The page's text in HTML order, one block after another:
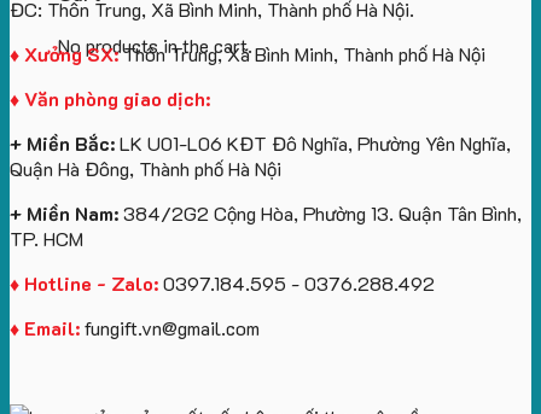
No products in the cart.
ĐC: Thôn Trung, Xã Bình Minh, Thành phố Hà Nội.
♦ Xưởng SX:Thôn Trung, Xã Bình Minh, Thành phố Hà Nội
♦ Văn phòng giao dịch:
+ Miền Bắc:LK U01-L06 KĐT Đô Nghĩa, Phường Yên Nghĩa,
Quận Hà Đông, Thành phố Hà Nội
+ Miền Nam:384/2G2 Cộng Hòa, Phường 13. Quận Tân Bình,
TP. HCM
♦ Hotline - Zalo:0397.184.595 - 0376.288.492
♦ Email:fungift.vn@gmail.com